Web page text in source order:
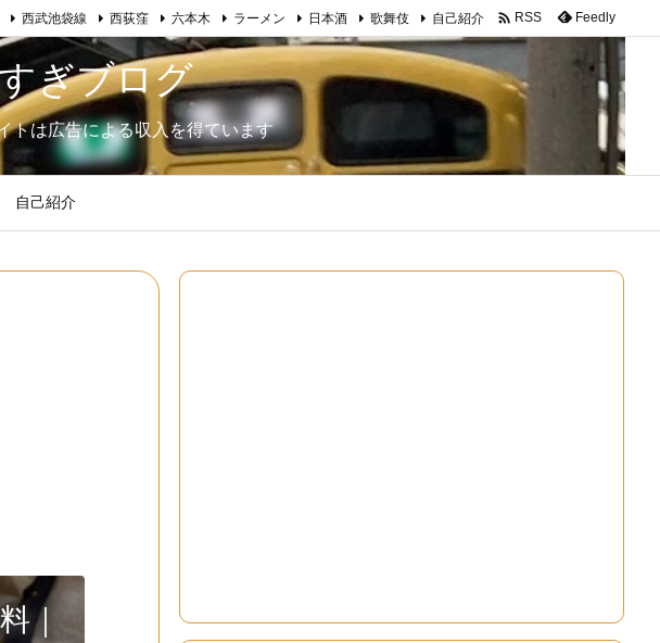
ぎブログ
トは広告による収入を得ています
自己紹介
西武池袋線 西荻窪 六本木 ラーメン 日本酒 歌舞伎 自己紹介  RSS Feedly
｜